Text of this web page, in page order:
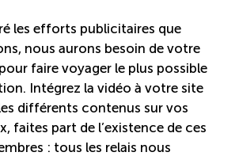
les efforts publicitaires que
nous aurons besoin de votre
faire voyager le plus possible
Intégrez la vidéo à votre site
différents contenus sur vos
faites part de l’existence de ces
: tous les relais nous